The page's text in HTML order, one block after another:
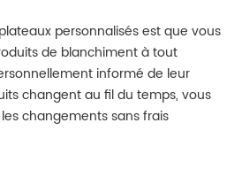
personnalisés est que vous
de blanchiment à tout
informé de leur
changent au fil du temps, vous
changements sans frais